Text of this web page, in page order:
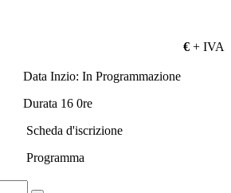
€ + IVA
Data Inzio: In Programmazione
Durata 16 0re
Scheda d'iscrizione
Programma